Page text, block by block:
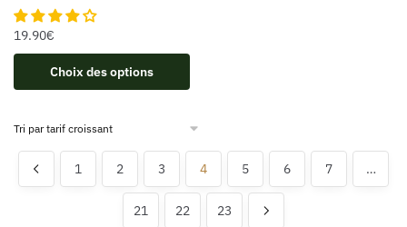
19.90€
Choix des options
1 2 3 4 5 6 7 …
21 22 23